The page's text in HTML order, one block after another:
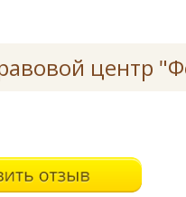
центр